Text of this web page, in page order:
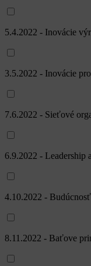
5.4.2022 - Inovácie
3.5.2022 - Inovácie
7.6.2022 - Sieťové
6.9.2022 - Leadership
4.10.2022 -
8.11.2022 - Baťove